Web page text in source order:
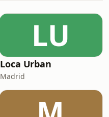
LU
Loca Urban
Madrid